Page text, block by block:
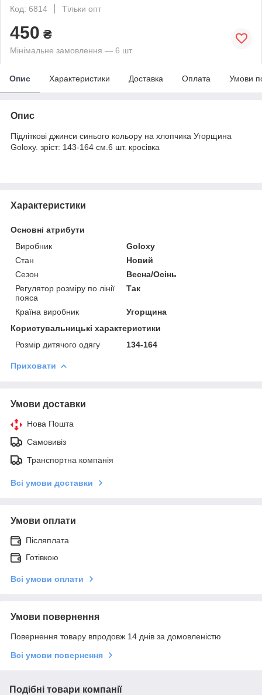
Код: 6814
Тільки опт
450 ₴
Мінімальне замовлення — 6 шт.
Опис Характеристики Доставка Оплата Умови
Опис
Підліткові джинси синього кольору на хлопчика Угорщина
Goloxy. зріст: 143-164 см.6 шт. кросівка
Характеристики
Основні атрибути
Виробник
Goloxy
Стан
Новий
Сезон
Весна/Осінь
Регулятор розміру по лінії
пояса
Так
Країна виробник
Угорщина
Користувальницькі характеристики
Розмір дитячого одягу
134-164
Приховати
Умови доставки
Нова Пошта
Самовивіз
Транспортна компанія
Всі умови доставки
Умови оплати
Післяплата
Готівкою
Всі умови оплати
Умови повернення
Повернення товару впродовж 14 днів за домовленістю
Всі умови повернення
Подібні товари компанії